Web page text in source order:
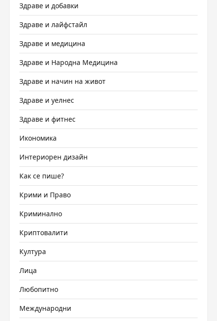
Здраве и добавки
Здраве и лайфстайл
Здраве и медицина
Здраве и Народна Медицина
Здраве и начин на живот
Здраве и уелнес
Здраве и фитнес
Икономика
Интериорен дизайн
Как се пише?
Крими и Право
Криминално
Криптовалити
Култура
Лица
Любопитно
Международни